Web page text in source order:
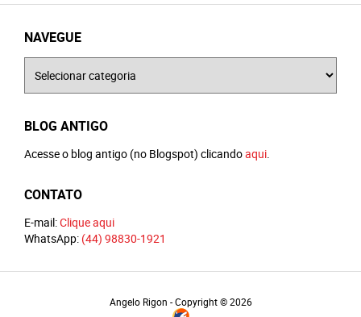
NAVEGUE
BLOG ANTIGO
Acesse o blog antigo (no Blogspot) clicandoaqui.
CONTATO
E-mail:Clique aqui
WhatsApp: (44) 98830-1921
Angelo Rigon - Copyright © 2026